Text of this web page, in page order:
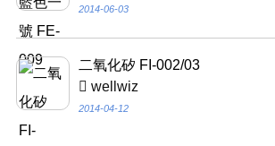
2014-06-03
二氧化矽 FI-002/03
wellwiz
2014-04-12